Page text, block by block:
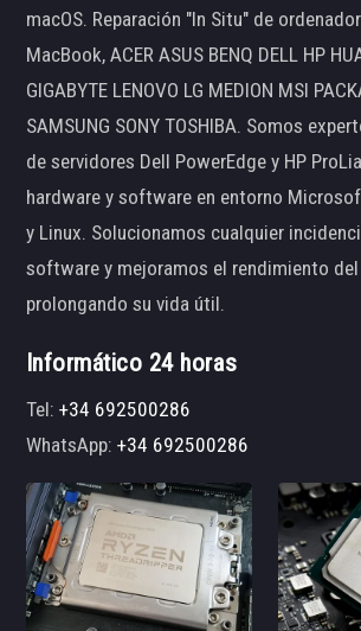
macOS. Reparación "In Situ" de
MacBook, ACER ASUS BENQ DELL HP
GIGABYTE LENOVO LG MEDION MSI
SAMSUNG SONY TOSHIBA. Somos
de servidores Dell PowerEdge y HP
hardware y software en entorno
y Linux. Solucionamos cualquier
software y mejoramos el rendimiento
prolongando su vida útil.
Informático 24 horas
Tel:+34 692500286
WhatsApp:+34 692500286